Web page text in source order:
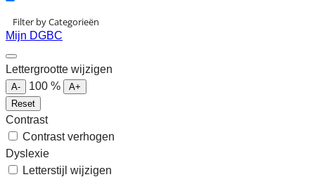
Filter by Categorieën
Mijn DGBC
Lettergrootte wijzigen
A- 100 %
A+
Reset
Contrast
Contrast verhogen
Dyslexie
Letterstijl wijzigen